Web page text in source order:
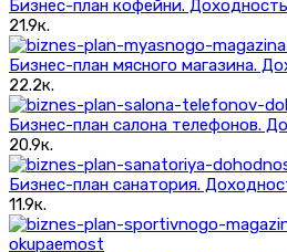
Бизнес-план кофейни.
21.9к.
Бизнес-план мясного магазина.
22.2к.
Бизнес-план салона телефонов.
20.9к.
Бизнес-план санатория.
11.9к.